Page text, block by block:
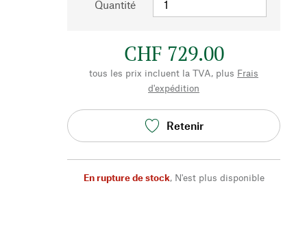
Quantité
CHF 729.00
tous les prix incluent la TVA, plus Frais
d'expédition
Retenir
En rupture de stock, N'est plus disponible